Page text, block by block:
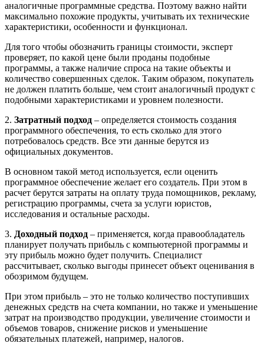
аналогичные программные средства. Поэтому важно найти
максимально похожие продукты, учитывать их технические
характеристики, особенности и функционал.
Для того чтобы обозначить границы стоимости, эксперт
проверяет, по какой цене были проданы подобные
программы, а также наличие спроса на такие объекты и
количество совершенных сделок. Таким образом, покупатель
не должен платить больше, чем стоит аналогичный продукт с
подобными характеристиками и уровнем полезности.
2. Затратный подход – определяется стоимость создания
программного обеспечения, то есть сколько для этого
потребовалось средств. Все эти данные берутся из
официальных документов.
В основном такой метод используется, если оценить
программное обеспечение желает его создатель. При этом в
расчет берутся затраты на оплату труда помощников, рекламу,
регистрацию программы, счета за услуги юристов,
исследования и остальные расходы.
3. Доходный подход – применяется, когда правообладатель
планирует получать прибыль с компьютерной программы и
эту прибыль можно будет получить. Специалист
рассчитывает, сколько выгоды принесет объект оценивания в
обозримом будущем.
При этом прибыль – это не только количество поступивших
денежных средств на счета компании, но также и уменьшение
затрат на производство продукции, увеличение стоимости и
объемов товаров, снижение рисков и уменьшение
обязательных платежей, например, налогов.